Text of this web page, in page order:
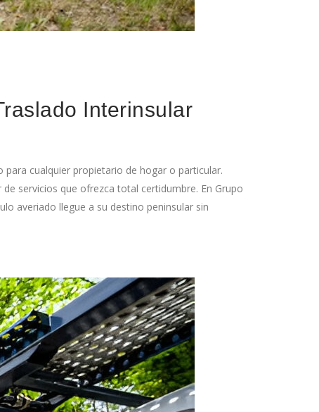
Interinsular
cualquier propietario de hogar o particular.
servicios que ofrezca total certidumbre. En Grupo
averiado llegue a su destino peninsular sin